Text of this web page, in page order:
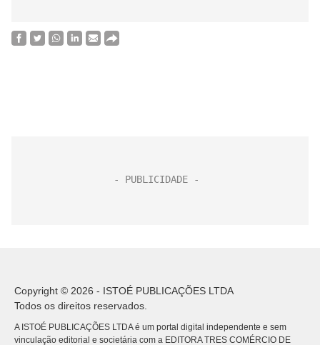
Copyright © 2026 - ISTOÉ PUBLICAÇÕES LTDA
Todos os direitos reservados.
A ISTOÉ PUBLICAÇÕES LTDA é um portal digital independente e sem
vinculação editorial e societária com a EDITORA TRES COMÉRCIO DE